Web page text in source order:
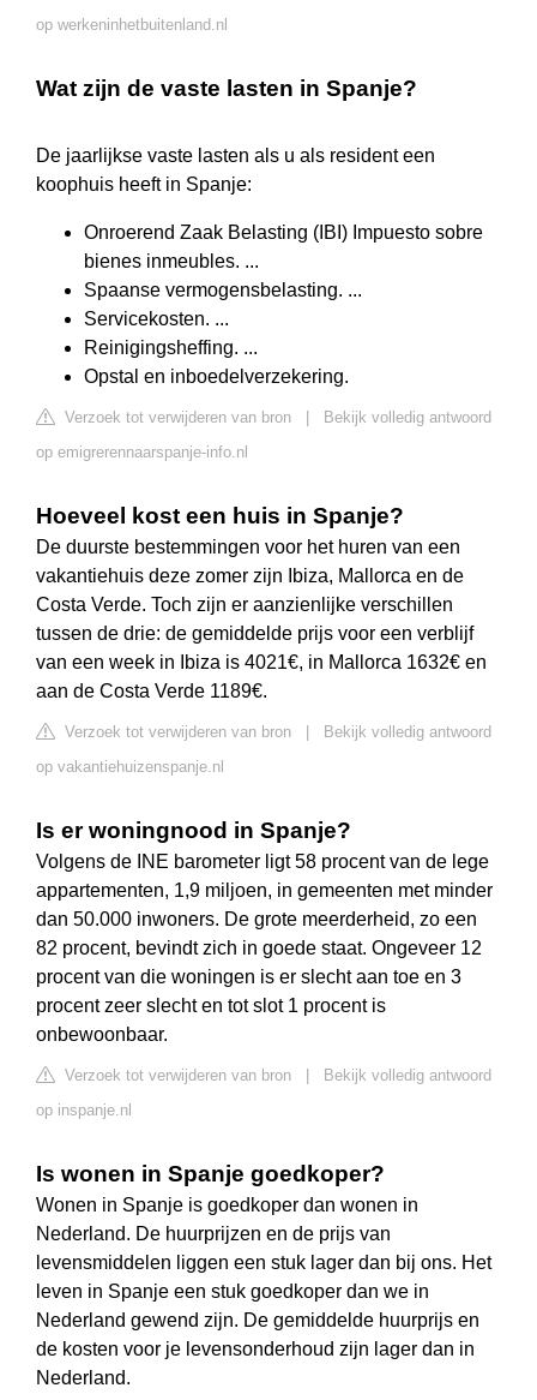
op werkeninhetbuitenland.nl
Wat zijn de vaste lasten in Spanje?
De jaarlijkse vaste lasten als u als resident een
koophuis heeft in Spanje:
Onroerend Zaak Belasting (IBI) Impuesto sobre
bienes inmeubles. ...
Spaanse vermogensbelasting. ...
Servicekosten. ...
Reinigingsheffing. ...
Opstal en inboedelverzekering.
Verzoek tot verwijderen van bron
Bekijk volledig antwoord
op emigrerennaarspanje-info.nl
Hoeveel kost een huis in Spanje?
De duurste bestemmingen voor het huren van een
vakantiehuis deze zomer zijn Ibiza, Mallorca en de
Costa Verde. Toch zijn er aanzienlijke verschillen
tussen de drie: de gemiddelde prijs voor een verblijf
van een week in Ibiza is 4021€, in Mallorca 1632€ en
aan de Costa Verde 1189€.
Verzoek tot verwijderen van bron
Bekijk volledig antwoord
op vakantiehuizenspanje.nl
Is er woningnood in Spanje?
Volgens de INE barometer ligt 58 procent van de lege
appartementen, 1,9 miljoen, in gemeenten met minder
dan 50.000 inwoners. De grote meerderheid, zo een
82 procent, bevindt zich in goede staat. Ongeveer 12
procent van die woningen is er slecht aan toe en 3
procent zeer slecht en tot slot 1 procent is
onbewoonbaar.
Verzoek tot verwijderen van bron
Bekijk volledig antwoord
op inspanje.nl
Is wonen in Spanje goedkoper?
Wonen in Spanje is goedkoper dan wonen in
Nederland. De huurprijzen en de prijs van
levensmiddelen liggen een stuk lager dan bij ons. Het
leven in Spanje een stuk goedkoper dan we in
Nederland gewend zijn. De gemiddelde huurprijs en
de kosten voor je levensonderhoud zijn lager dan in
Nederland.